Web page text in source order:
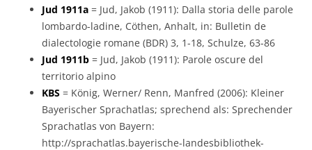
Jud 1911a = Jud, Jakob (1911): Dalla storia delle parole
lombardo-ladine, Cöthen, Anhalt, in: Bulletin de
dialectologie romane (BDR) 3, 1-18, Schulze, 63-86
Jud 1911b = Jud, Jakob (1911): Parole oscure del
territorio alpino
KBS = König, Werner/ Renn, Manfred (2006): Kleiner
Bayerischer Sprachatlas; sprechend als: Sprechender
Sprachatlas von Bayern:
http://sprachatlas.bayerische-landesbibliothek-